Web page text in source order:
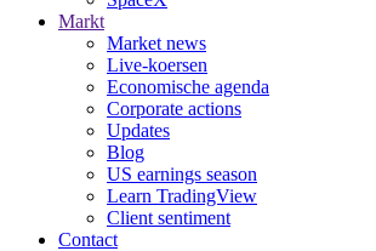
Markt
Market news
Live-koersen
Economische agenda
Corporate actions
Updates
Blog
US earnings season
Learn TradingView
Client sentiment
Contact